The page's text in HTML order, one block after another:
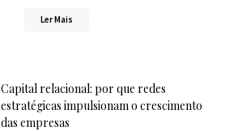
Ler Mais
Capital relacional: por que redes
estratégicas impulsionam o crescimento
das empresas